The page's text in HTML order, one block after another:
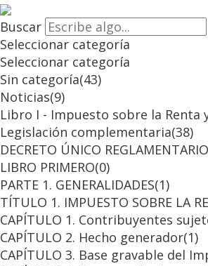
Buscar
Seleccionar categoría
Seleccionar categoría
Sin categoría(43)
Noticias(9)
Libro I - Impuesto sobre la Renta
Legislación complementaria(38)
DECRETO ÚNICO
LIBRO PRIMERO(0)
PARTE 1. GENERALIDADES(1)
TÍTULO 1. IMPUESTO SOBRE LA
CAPÍTULO 1. Contribuyentes
CAPÍTULO 2. Hecho generador(1)
CAPÍTULO 3. Base gravable del